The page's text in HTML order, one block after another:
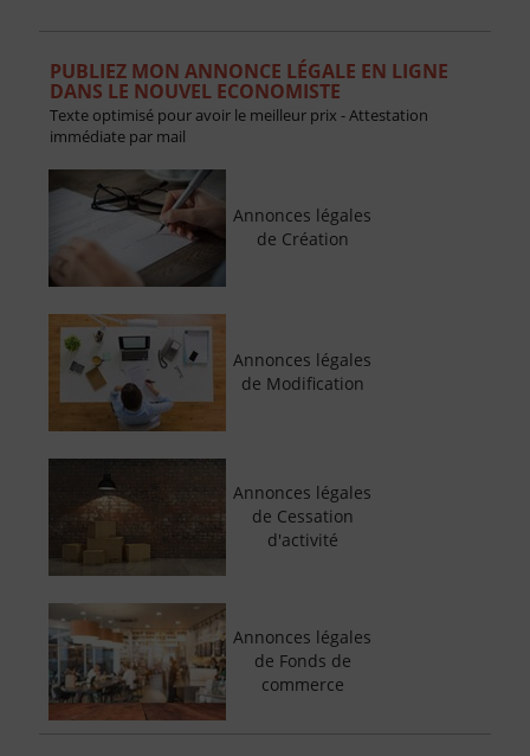
PUBLIEZ MON ANNONCE LÉGALE EN LIGNE
DANS LE NOUVEL ECONOMISTE
Texte optimisé pour avoir le meilleur prix - Attestation
immédiate par mail
Annonces légales
de Création
Annonces légales
de Modification
Annonces légales
de Cessation
d'activité
Annonces légales
de Fonds de
commerce